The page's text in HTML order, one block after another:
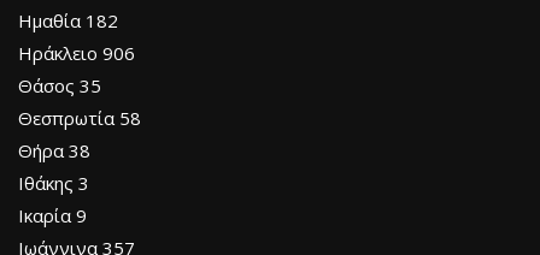
Ημαθία 182
Ηράκλειο 906
Θάσος 35
Θεσπρωτία 58
Θήρα 38
Ιθάκης 3
Ικαρία 9
Ιωάννινα 357